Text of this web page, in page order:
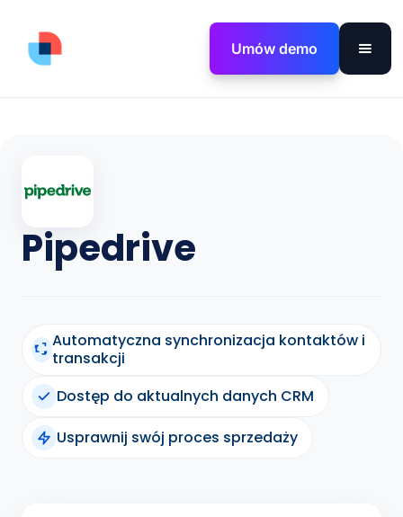
Umów demo
Pipedrive
Automatyczna synchronizacja kontaktów i
transakcji
Dostęp do aktualnych danych CRM
Usprawnij swój proces sprzedaży